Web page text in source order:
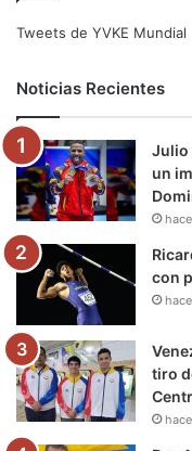
e
o
o
k
t
e
r
Tweets de YVKE Mundial
Noticias Recientes
Julio
un
con
tiro